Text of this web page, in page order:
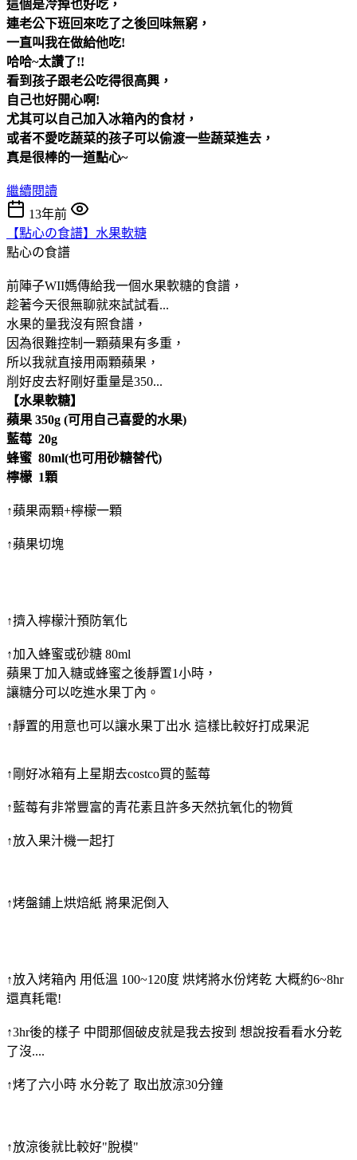
這個是冷掉也好吃，
連老公下班回來吃了之後回味無窮，
一直叫我在做給他吃!
哈哈~太讚了!!
看到孩子跟老公吃得很高興，
自己也好開心啊!
尤其可以自己加入冰箱內的食材，
或者不愛吃蔬菜的孩子可以偷渡一些蔬菜進去，
真是很棒的一道點心~
繼續閱讀
13年前
【點心の食譜】水果軟糖
點心の食譜
前陣子WII媽傳給我一個水果軟糖的食譜，
趁著今天很無聊就來試試看...
水果的量我沒有照食譜，
因為很難控制一顆蘋果有多重，
所以我就直接用兩顆蘋果，
削好皮去籽剛好重量是350...
【水果軟糖】
蘋果 350g (可用自己喜愛的水果)
藍莓 20g
蜂蜜 80ml(也可用砂糖替代)
檸檬 1顆
↑蘋果兩顆+檸檬一顆
↑蘋果切塊
↑擠入檸檬汁預防氧化
↑加入蜂蜜或砂糖 80ml
蘋果丁加入糖或蜂蜜之後靜置1小時，
讓糖分可以吃進水果丁內。
↑靜置的用意也可以讓水果丁出水 這樣比較好打成果泥
↑剛好冰箱有上星期去costco買的藍莓
↑藍莓有非常豐富的青花素且許多天然抗氧化的物質
↑放入果汁機一起打
↑烤盤鋪上烘焙紙 將果泥倒入
↑放入烤箱內 用低溫 100~120度 烘烤將水份烤乾 大概約6~8hr
還真耗電!
↑3hr後的樣子 中間那個破皮就是我去按到 想說按看看水分乾
了沒....
↑烤了六小時 水分乾了 取出放涼30分鐘
↑放涼後就比較好"脫模"